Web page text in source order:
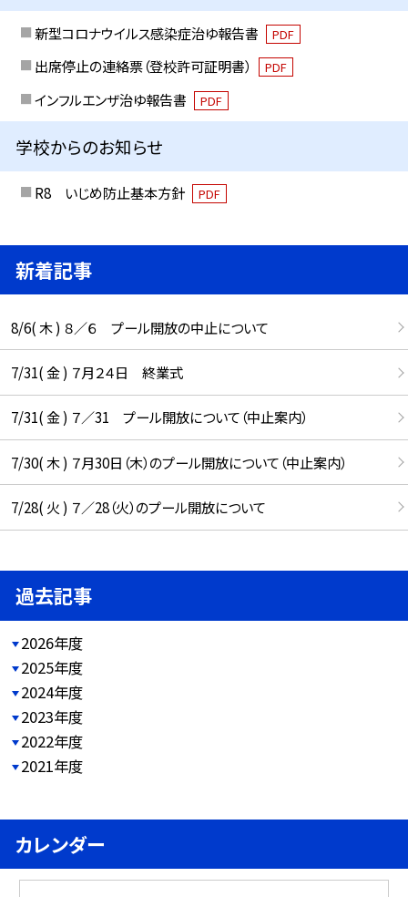
新型コロナウイルス感染症治ゆ報告書 PDF
出席停止の連絡票（登校許可証明書） PDF
インフルエンザ治ゆ報告書 PDF
学校からのお知らせ
R8 いじめ防止基本方針 PDF
新着記事
8/6( 木 ) ８／６ プール開放の中止について
7/31( 金 ) ７月２４日 終業式
7/31( 金 ) ７／31 プール開放について（中止案内）
7/30( 木 ) ７月30日（木）のプール開放について（中止案内）
7/28( 火 ) ７／28（火）のプール開放について
過去記事
2026年度
2025年度
2024年度
2023年度
2022年度
2021年度
カレンダー